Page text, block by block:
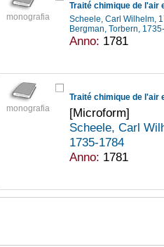
monografia
Traité chimique de l'air
Scheele, Carl Wilhelm,
Bergman, Torbern,
Anno: 1781
monografia
Traité chimique de l'air
[Microform]
Scheele, Carl
1735-1784
Anno: 1781